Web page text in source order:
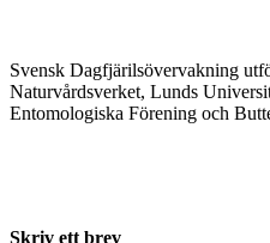
Svensk Dagfjärilsövervakning
Naturvårdsverket, Lunds
Entomologiska Förening och
Skriv ett brev